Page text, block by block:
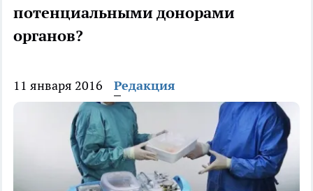
потенциальными донорами
органов?
11 января 2016 Редакция